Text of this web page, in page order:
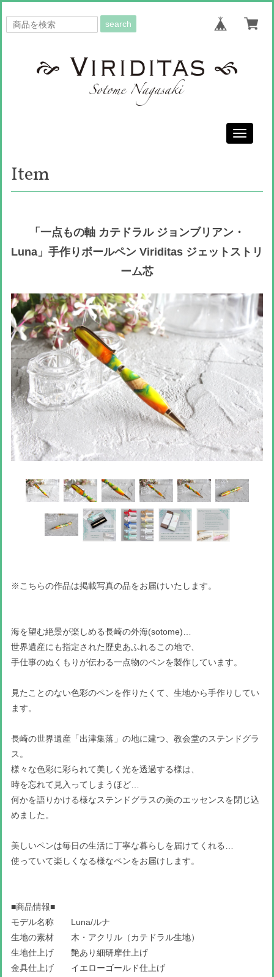
search
Toggle
Item
「一点もの軸 カテドラル ジョンブリアン・
Luna」手作りボールペン Viriditas ジェットストリ
ーム芯
※こちらの作品は掲載写真の品をお届けいたします。
海を望む絶景が楽しめる長崎の外海(sotome)…
世界遺産にも指定された歴史あふれるこの地で、
手仕事のぬくもりが伝わる一点物のペンを製作しています。
見たことのない色彩のペンを作りたくて、生地から手作りしてい
ます。
長崎の世界遺産「出津集落」の地に建つ、教会堂のステンドグラ
ス。
様々な色彩に彩られて美しく光を透過する様は、
時を忘れて見入ってしまうほど…
何かを語りかける様なステンドグラスの美のエッセンスを閉じ込
めました。
美しいペンは毎日の生活に丁寧な暮らしを届けてくれる…
使っていて楽しくなる様なペンをお届けします。
■商品情報■
モデル名称 Luna/ルナ
生地の素材 木・アクリル（カテドラル生地）
生地仕上げ 艶あり細研摩仕上げ
金具仕上げ イエローゴールド仕上げ